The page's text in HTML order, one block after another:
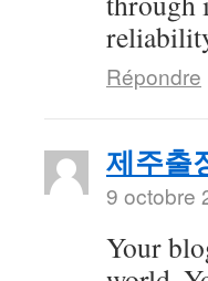
Répondre
제주출
9 octobre
Your